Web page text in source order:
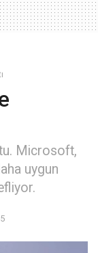
Microsoft,
uygun